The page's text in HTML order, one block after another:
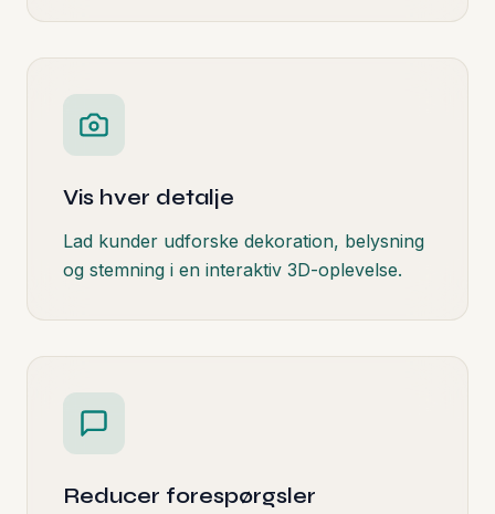
Vis hver detalje
Lad kunder udforske dekoration, belysning
og stemning i en interaktiv 3D-oplevelse.
Reducer forespørgsler